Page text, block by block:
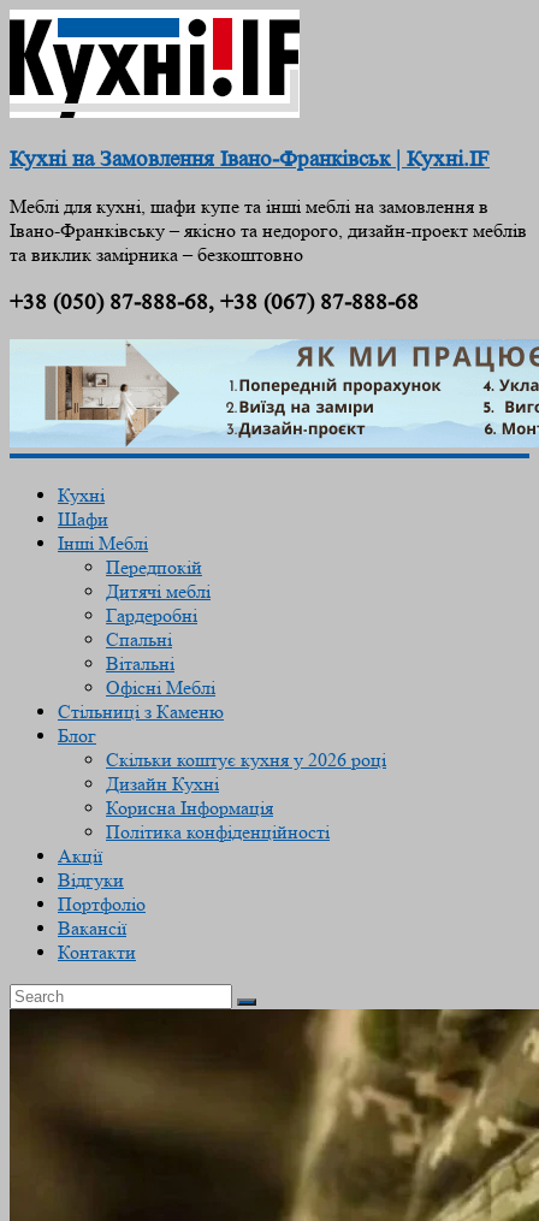
Кухні на Замовлення Івано-Франківськ | Кухні.IF
Меблі для кухні, шафи купе та інші меблі на замовлення в
Івано-Франківську – якісно та недорого, дизайн-проект меблів
та виклик замірника – безкоштовно
+38 (050) 87-888-68, +38 (067) 87-888-68
Кухні
Шафи
Інші Меблі
Передпокій
Дитячі меблі
Гардеробні
Спальні
Вітальні
Офісні Меблі
Стільниці з Каменю
Блог
Скільки коштує кухня у 2026 році
Дизайн Кухні
Корисна Інформація
Політика конфіденційності
Акції
Відгуки
Портфоліо
Вакансії
Контакти